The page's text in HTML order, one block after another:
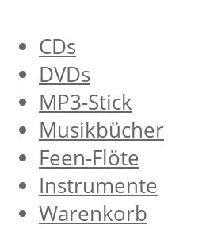
CDs
DVDs
MP3-Stick
Musikbücher
Feen-Flöte
Instrumente
Warenkorb